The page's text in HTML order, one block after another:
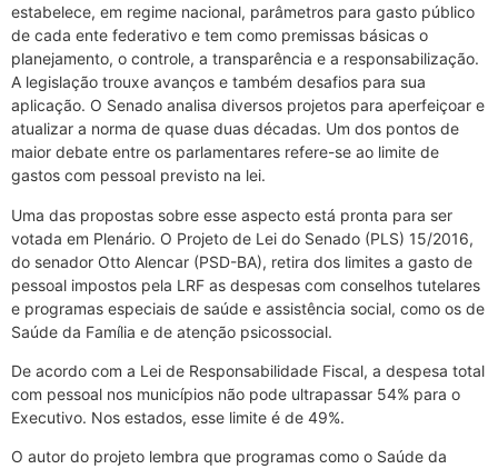
estabelece, em regime nacional, parâmetros para gasto público
de cada ente federativo e tem como premissas básicas o
planejamento, o controle, a transparência e a responsabilização.
A legislação trouxe avanços e também desafios para sua
aplicação. O Senado analisa diversos projetos para aperfeiçoar e
atualizar a norma de quase duas décadas. Um dos pontos de
maior debate entre os parlamentares refere-se ao limite de
gastos com pessoal previsto na lei.
Uma das propostas sobre esse aspecto está pronta para ser
votada em Plenário. O Projeto de Lei do Senado (PLS) 15/2016,
do senador Otto Alencar (PSD-BA), retira dos limites a gasto de
pessoal impostos pela LRF as despesas com conselhos tutelares
e programas especiais de saúde e assistência social, como os de
Saúde da Família e de atenção psicossocial.
De acordo com a Lei de Responsabilidade Fiscal, a despesa total
com pessoal nos municípios não pode ultrapassar 54% para o
Executivo. Nos estados, esse limite é de 49%.
O autor do projeto lembra que programas como o Saúde da